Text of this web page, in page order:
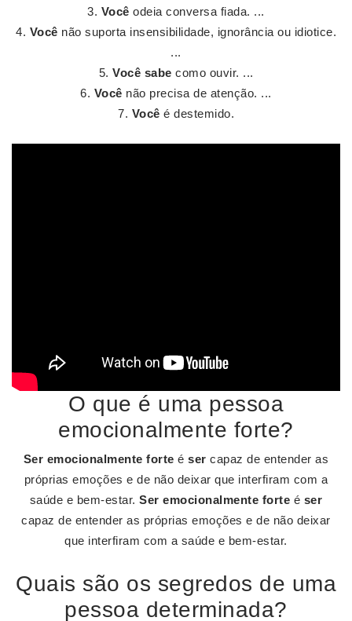
Você odeia conversa fiada. ...
Você não suporta insensibilidade, ignorância ou idiotice.
...
Você sabe como ouvir. ...
Você não precisa de atenção. ...
Você é destemido.
O que é uma pessoa
emocionalmente forte?
Ser emocionalmente forte éser capaz de entender as
próprias emoções e de não deixar que interfiram com a
saúde e bem-estar.Ser emocionalmente forte é ser
capaz de entender as próprias emoções e de não deixar
que interfiram com a saúde e bem-estar.
Quais são os segredos de uma
pessoa determinada?